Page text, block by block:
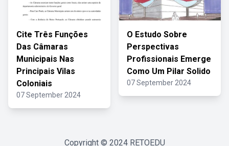
Cite Três Funções
Das Câmaras
Municipais Nas
Principais Vilas
Coloniais
07 September 2024
O Estudo Sobre
Perspectivas
Profissionais Emerge
Como Um Pilar Solido
07 September 2024
Copyright © 2024 RETOEDU